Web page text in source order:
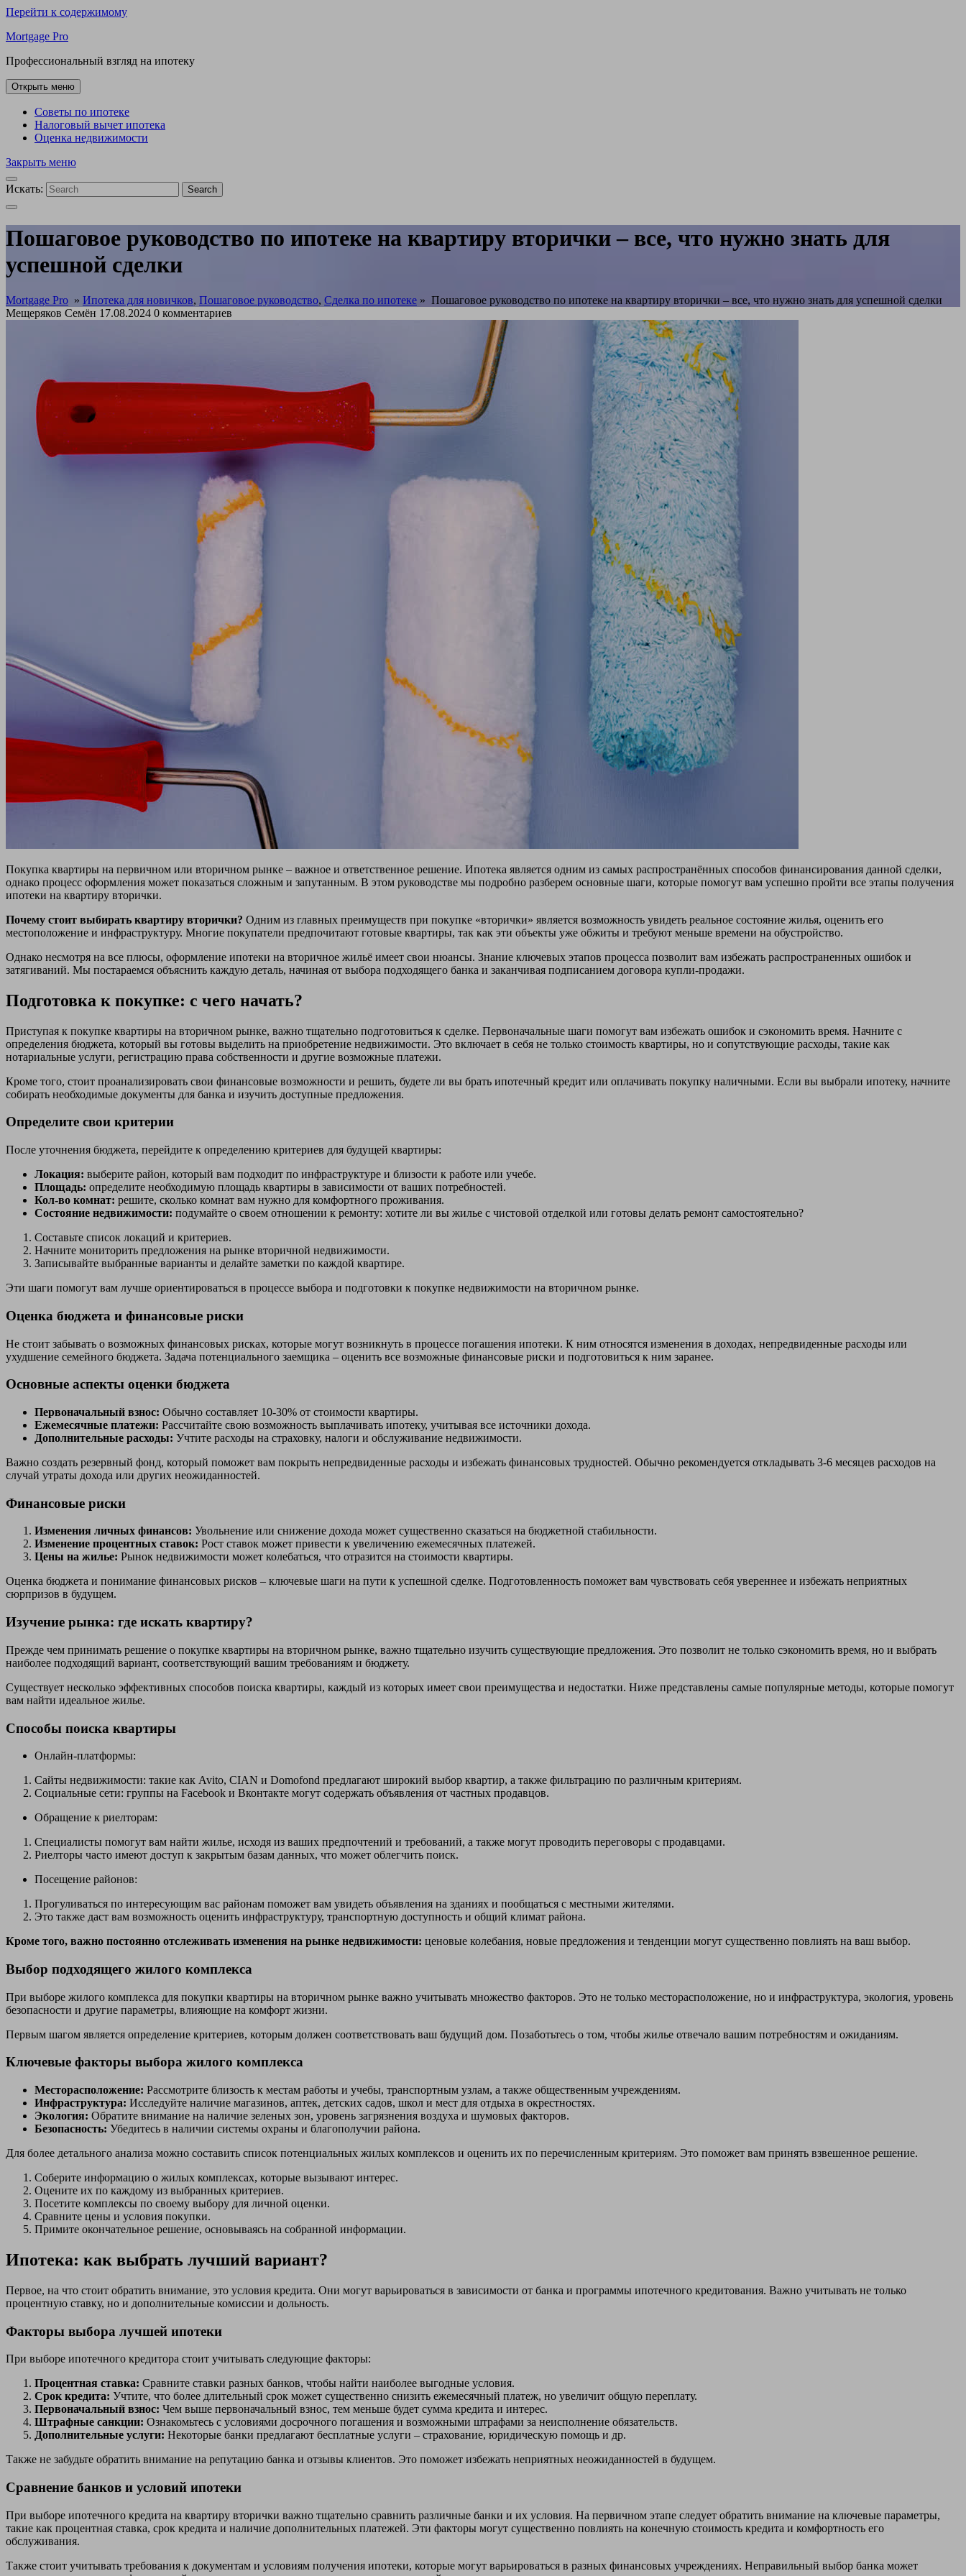
Перейти к содержимому
Mortgage Pro
Профессиональный взгляд на ипотеку
Открыть меню
Советы по ипотеке
Налоговый вычет ипотека
Оценка недвижимости
Закрыть меню
Искать: Search
Пошаговое руководство по ипотеке на квартиру вторички – все, что нужно знать для
успешной сделки
Mortgage Pro » Ипотека для новичков, Пошаговое руководство, Сделка по ипотеке » Пошаговое руководство по ипотеке на квартиру вторички – все, что нужно знать для успешной сделки
Мещеряков Семён 17.08.2024 0 комментариев
Покупка квартиры на первичном или вторичном рынке – важное и ответственное решение. Ипотека является одним из самых распространённых способов финансирования данной сделки,
однако процесс оформления может показаться сложным и запутанным. В этом руководстве мы подробно разберем основные шаги, которые помогут вам успешно пройти все этапы получения
ипотеки на квартиру вторички.
Почему стоит выбирать квартиру вторички? Одним из главных преимуществ при покупке «вторички» является возможность увидеть реальное состояние жилья, оценить его
местоположение и инфраструктуру. Многие покупатели предпочитают готовые квартиры, так как эти объекты уже обжиты и требуют меньше времени на обустройство.
Однако несмотря на все плюсы, оформление ипотеки на вторичное жильё имеет свои нюансы. Знание ключевых этапов процесса позволит вам избежать распространенных ошибок и
затягиваний. Мы постараемся объяснить каждую деталь, начиная от выбора подходящего банка и заканчивая подписанием договора купли-продажи.
Подготовка к покупке: с чего начать?
Приступая к покупке квартиры на вторичном рынке, важно тщательно подготовиться к сделке. Первоначальные шаги помогут вам избежать ошибок и сэкономить время. Начните с
определения бюджета, который вы готовы выделить на приобретение недвижимости. Это включает в себя не только стоимость квартиры, но и сопутствующие расходы, такие как
нотариальные услуги, регистрацию права собственности и другие возможные платежи.
Кроме того, стоит проанализировать свои финансовые возможности и решить, будете ли вы брать ипотечный кредит или оплачивать покупку наличными. Если вы выбрали ипотеку, начните
собирать необходимые документы для банка и изучить доступные предложения.
Определите свои критерии
После уточнения бюджета, перейдите к определению критериев для будущей квартиры:
Локация: выберите район, который вам подходит по инфраструктуре и близости к работе или учебе.
Площадь: определите необходимую площадь квартиры в зависимости от ваших потребностей.
Кол-во комнат: решите, сколько комнат вам нужно для комфортного проживания.
Состояние недвижимости: подумайте о своем отношении к ремонту: хотите ли вы жилье с чистовой отделкой или готовы делать ремонт самостоятельно?
Составьте список локаций и критериев.
Начните мониторить предложения на рынке вторичной недвижимости.
Записывайте выбранные варианты и делайте заметки по каждой квартире.
Эти шаги помогут вам лучше ориентироваться в процессе выбора и подготовки к покупке недвижимости на вторичном рынке.
Оценка бюджета и финансовые риски
Не стоит забывать о возможных финансовых рисках, которые могут возникнуть в процессе погашения ипотеки. К ним относятся изменения в доходах, непредвиденные расходы или
ухудшение семейного бюджета. Задача потенциального заемщика – оценить все возможные финансовые риски и подготовиться к ним заранее.
Основные аспекты оценки бюджета
Первоначальный взнос: Обычно составляет 10-30% от стоимости квартиры.
Ежемесячные платежи: Рассчитайте свою возможность выплачивать ипотеку, учитывая все источники дохода.
Дополнительные расходы: Учтите расходы на страховку, налоги и обслуживание недвижимости.
Важно создать резервный фонд, который поможет вам покрыть непредвиденные расходы и избежать финансовых трудностей. Обычно рекомендуется откладывать 3-6 месяцев расходов на
случай утраты дохода или других неожиданностей.
Финансовые риски
Изменения личных финансов: Увольнение или снижение дохода может существенно сказаться на бюджетной стабильности.
Изменение процентных ставок: Рост ставок может привести к увеличению ежемесячных платежей.
Цены на жилье: Рынок недвижимости может колебаться, что отразится на стоимости квартиры.
Оценка бюджета и понимание финансовых рисков – ключевые шаги на пути к успешной сделке. Подготовленность поможет вам чувствовать себя увереннее и избежать неприятных
сюрпризов в будущем.
Изучение рынка: где искать квартиру?
Прежде чем принимать решение о покупке квартиры на вторичном рынке, важно тщательно изучить существующие предложения. Это позволит не только сэкономить время, но и выбрать
наиболее подходящий вариант, соответствующий вашим требованиям и бюджету.
Существует несколько эффективных способов поиска квартиры, каждый из которых имеет свои преимущества и недостатки. Ниже представлены самые популярные методы, которые помогут
вам найти идеальное жилье.
Способы поиска квартиры
Онлайн-платформы:
Сайты недвижимости: такие как Avito, CIAN и Domofond предлагают широкий выбор квартир, а также фильтрацию по различным критериям.
Социальные сети: группы на Facebook и Вконтакте могут содержать объявления от частных продавцов.
Обращение к риелторам:
Специалисты помогут вам найти жилье, исходя из ваших предпочтений и требований, а также могут проводить переговоры с продавцами.
Риелторы часто имеют доступ к закрытым базам данных, что может облегчить поиск.
Посещение районов:
Прогуливаться по интересующим вас районам поможет вам увидеть объявления на зданиях и пообщаться с местными жителями.
Это также даст вам возможность оценить инфраструктуру, транспортную доступность и общий климат района.
Кроме того, важно постоянно отслеживать изменения на рынке недвижимости: ценовые колебания, новые предложения и тенденции могут существенно повлиять на ваш выбор.
Выбор подходящего жилого комплекса
При выборе жилого комплекса для покупки квартиры на вторичном рынке важно учитывать множество факторов. Это не только месторасположение, но и инфраструктура, экология, уровень
безопасности и другие параметры, влияющие на комфорт жизни.
Первым шагом является определение критериев, которым должен соответствовать ваш будущий дом. Позаботьтесь о том, чтобы жилье отвечало вашим потребностям и ожиданиям.
Ключевые факторы выбора жилого комплекса
Месторасположение: Рассмотрите близость к местам работы и учебы, транспортным узлам, а также общественным учреждениям.
Инфраструктура: Исследуйте наличие магазинов, аптек, детских садов, школ и мест для отдыха в окрестностях.
Экология: Обратите внимание на наличие зеленых зон, уровень загрязнения воздуха и шумовых факторов.
Безопасность: Убедитесь в наличии системы охраны и благополучии района.
Для более детального анализа можно составить список потенциальных жилых комплексов и оценить их по перечисленным критериям. Это поможет вам принять взвешенное решение.
Соберите информацию о жилых комплексах, которые вызывают интерес.
Оцените их по каждому из выбранных критериев.
Посетите комплексы по своему выбору для личной оценки.
Сравните цены и условия покупки.
Примите окончательное решение, основываясь на собранной информации.
Ипотека: как выбрать лучший вариант?
Первое, на что стоит обратить внимание, это условия кредита. Они могут варьироваться в зависимости от банка и программы ипотечного кредитования. Важно учитывать не только
процентную ставку, но и дополнительные комиссии и дольность.
Факторы выбора лучшей ипотеки
При выборе ипотечного кредитора стоит учитывать следующие факторы:
Процентная ставка: Сравните ставки разных банков, чтобы найти наиболее выгодные условия.
Срок кредита: Учтите, что более длительный срок может существенно снизить ежемесячный платеж, но увеличит общую переплату.
Первоначальный взнос: Чем выше первоначальный взнос, тем меньше будет сумма кредита и интерес.
Штрафные санкции: Ознакомьтесь с условиями досрочного погашения и возможными штрафами за неисполнение обязательств.
Дополнительные услуги: Некоторые банки предлагают бесплатные услуги – страхование, юридическую помощь и др.
Также не забудьте обратить внимание на репутацию банка и отзывы клиентов. Это поможет избежать неприятных неожиданностей в будущем.
Сравнение банков и условий ипотеки
При выборе ипотечного кредита на квартиру вторички важно тщательно сравнить различные банки и их условия. На первичном этапе следует обратить внимание на ключевые параметры,
такие как процентная ставка, срок кредита и наличие дополнительных платежей. Эти факторы могут существенно повлиять на конечную стоимость кредита и комфортность его
обслуживания.
Также стоит учитывать требования к документам и условиям получения ипотеки, которые могут варьироваться в разных финансовых учреждениях. Неправильный выбор банка может